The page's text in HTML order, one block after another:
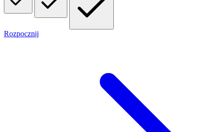
Rozpocznij